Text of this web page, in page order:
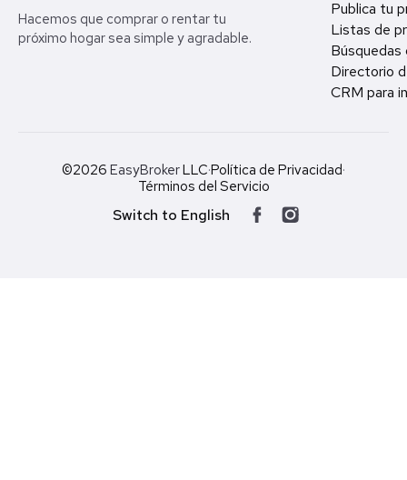
Hacemos que comprar o rentar tu
próximo hogar sea simple y agradable.
Publica tu
Listas de
Búsquedas
Directorio
CRM para
©2026 EasyBrokerLLC·Política de Privacidad·
Términos del Servicio
Switch to English